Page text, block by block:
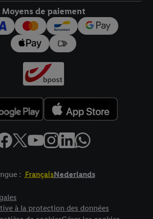
Moyens de paiement
: FrançaisNederlands
à la protection des données
notredéclaration relative à la protection des
les impressions ici.